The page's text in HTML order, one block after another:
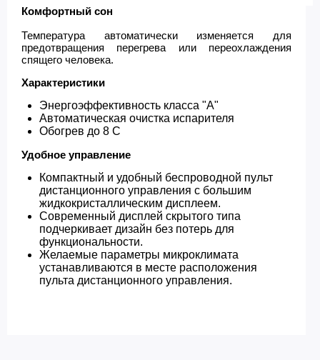
Комфортный сон
Температура автоматически изменяется для
предотвращения перегрева или переохлаждения
спящего человека.
Характеристики
Энергоэффективность класса "A"
Автоматическая очистка испарителя
Обогрев до 8 С
Удобное управление
Компактный и удобный беспроводной пульт
дистанционного управления с большим
жидкокристаллическим дисплеем.
Современный дисплей скрытого типа
подчеркивает дизайн без потерь для
функциональности.
Желаемые параметры микроклимата
устанавливаются в месте расположения
пульта дистанционного управления.